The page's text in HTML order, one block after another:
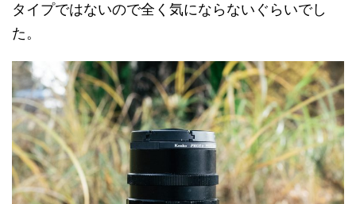
タイプではないので全く気にならないぐらいでし
た。